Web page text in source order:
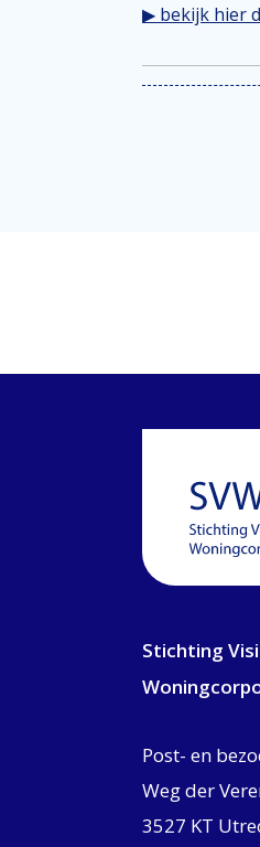
▶ bekijk hier
Stichting
Post- en
Weg der
3527 KT